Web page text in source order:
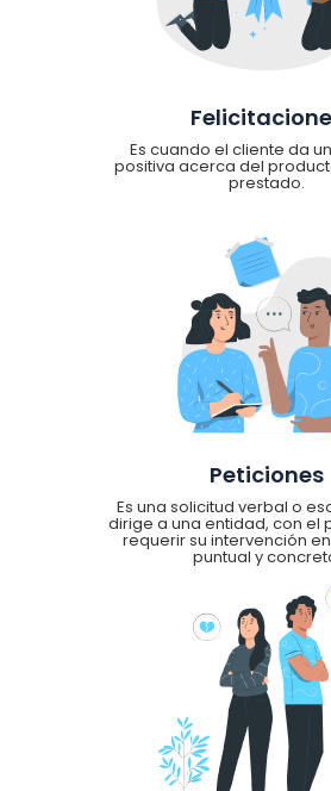
Es cuando el cliente da
positiva acerca del
prestado.
Peticiones
Es una solicitud verbal o
dirige a una entidad, con el
requerir su intervención
puntual y